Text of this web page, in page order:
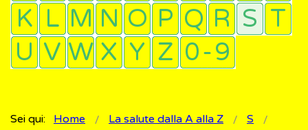
Sei qui: Home La salute dalla A alla Z
S